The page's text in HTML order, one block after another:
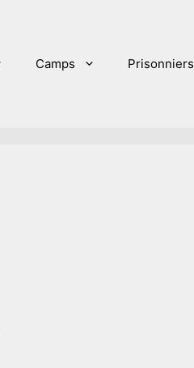
Camps Prisonniers